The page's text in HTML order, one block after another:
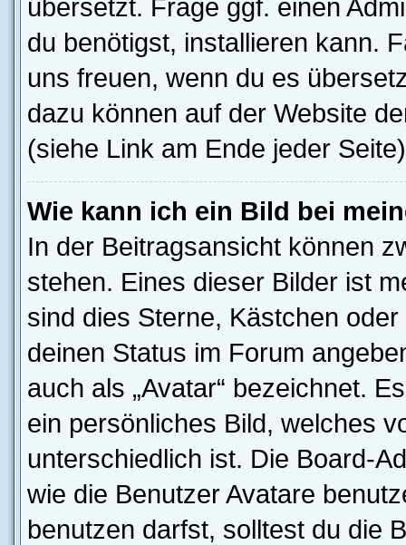
übersetzt. Frage ggf. einen
du benötigst, installieren kann.
uns freuen, wenn du es
dazu können auf der Website
(siehe Link am Ende jeder
Wie kann ich ein Bild bei
In der Beitragsansicht können
stehen. Eines dieser Bilder ist
sind dies Sterne, Kästchen
deinen Status im Forum
auch als „Avatar“ bezeichnet.
ein persönliches Bild, welches
unterschiedlich ist. Die Board-
wie die Benutzer Avatare
benutzen darfst, solltest du die